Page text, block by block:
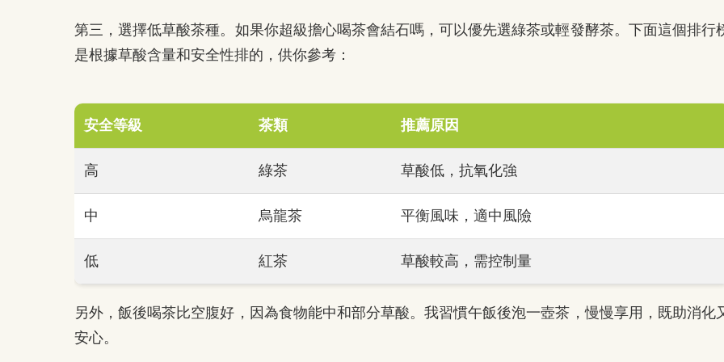
第三，選擇低草酸茶種。如果你超級擔心喝茶會結石嗎，可以優先選綠茶或輕發酵茶。下面這個排行
是根據草酸含量和安全性排的，供你參考：
安全等級 茶類 推薦原因
高 綠茶 草酸低，抗氧化強
中 烏龍茶 平衡風味，適中風險
低 紅茶 草酸較高，需控制量
另外，飯後喝茶比空腹好，因為食物能中和部分草酸。我習慣午飯後泡一壺茶，慢慢享用，既助消化
安心。